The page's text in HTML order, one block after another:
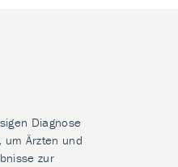
Diagnose
um Ärzten und
zur